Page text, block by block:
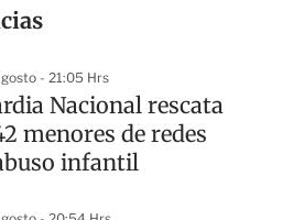
- 21:05 Hrs
Nacional rescata
menores de redes
infantil